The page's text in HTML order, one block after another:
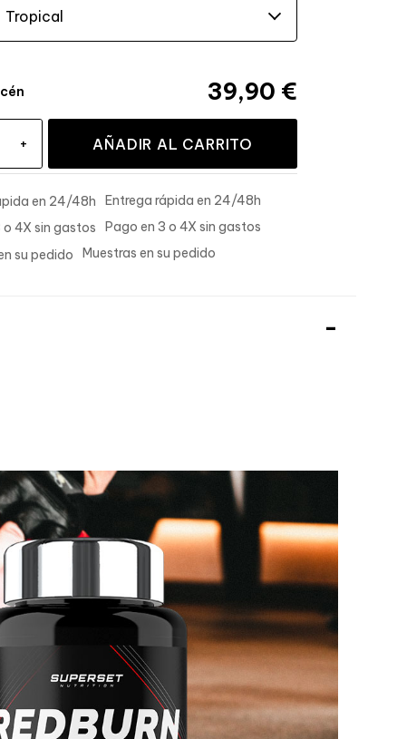
39,90 €
+ AÑADIR AL CARRITO
Entrega rápida en 24/48h
Pago en 3 o 4X sin gastos
Muestras en su pedido